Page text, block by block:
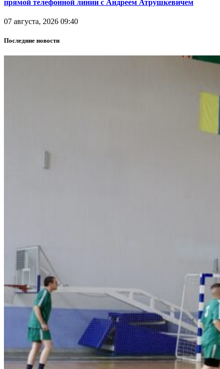
прямой телефонной линии с Андреем Атрушкевичем
07 августа, 2026 09:40
Последние новости